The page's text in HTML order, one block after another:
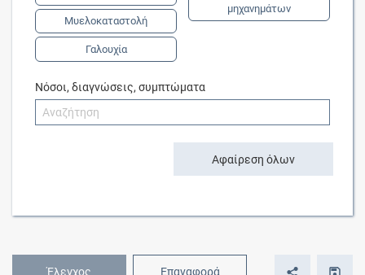
Μυελοκαταστολή
Γαλουχία
μηχανημάτων
Νόσοι, διαγνώσεις, συμπτώματα
Αφαίρεση όλων
Έλεγχος Επαναφορά